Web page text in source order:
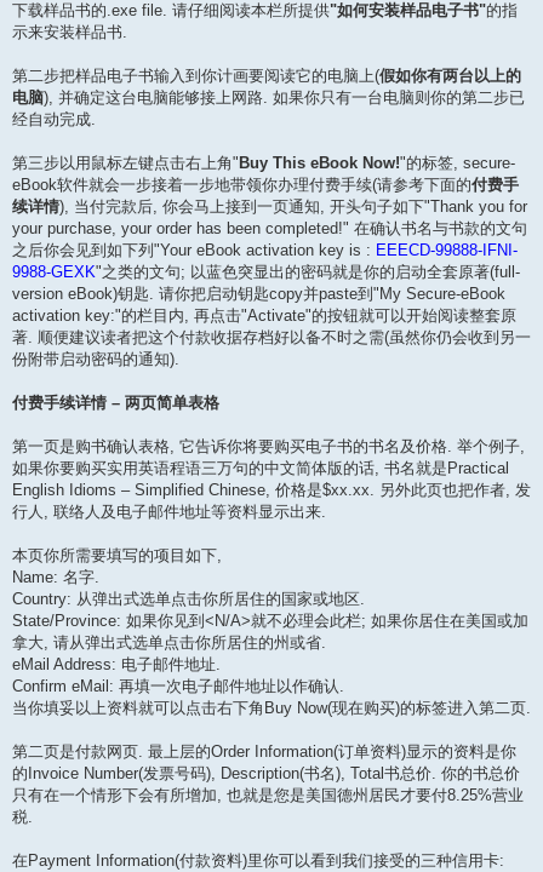
下载样品书的.exe file. 请仔细阅读本栏所提供"如何安装样品电子书"的指
示来安装样品书.
第二步把样品电子书输入到你计画要阅读它的电脑上(假如你有两台以上的
电脑), 并确定这台电脑能够接上网路. 如果你只有一台电脑则你的第二步已
经自动完成.
第三步以用鼠标左键点击右上角" Buy This eBook Now!"的标签, secure-
eBook软件就会一步接着一步地带领你办理付费手续(请参考下面的付费手
续详情), 当付完款后, 你会马上接到一页通知, 开头句子如下"Thank you for
your purchase, your order has been completed!" 在确认书名与书款的文句
之后你会见到如下列"Your eBook activation key is : EEECD-99888-IFNI-
9988-GEXK"之类的文句; 以蓝色突显出的密码就是你的启动全套原著(full-
version eBook)钥匙. 请你把启动钥匙copy并paste到"My Secure-eBook
activation key:"的栏目内, 再点击"Activate"的按钮就可以开始阅读整套原
著. 顺便建议读者把这个付款收据存档好以备不时之需(虽然你仍会收到另一
份附带启动密码的通知).
付费手续详情 – 两页简单表格
第一页是购书确认表格, 它告诉你将要购买电子书的书名及价格. 举个例子,
如果你要购买实用英语程语三万句的中文简体版的话, 书名就是Practical
English Idioms – Simplified Chinese, 价格是$xx.xx. 另外此页也把作者, 发
行人, 联络人及电子邮件地址等资料显示出来.
本页你所需要填写的项目如下,
Name: 名字.
Country: 从弹出式选单点击你所居住的国家或地区.
State/Province: 如果你见到<N/A>就不必理会此栏; 如果你居住在美国或加
拿大, 请从弹出式选单点击你所居住的州或省.
eMail Address: 电子邮件地址.
Confirm eMail: 再填一次电子邮件地址以作确认.
当你填妥以上资料就可以点击右下角Buy Now(现在购买)的标签进入第二页.
第二页是付款网页. 最上层的Order Information(订单资料)显示的资料是你
的Invoice Number(发票号码), Description(书名), Total书总价. 你的书总价
只有在一个情形下会有所增加, 也就是您是美国德州居民才要付8.25%营业
税.
在Payment Information(付款资料)里你可以看到我们接受的三种信用卡: